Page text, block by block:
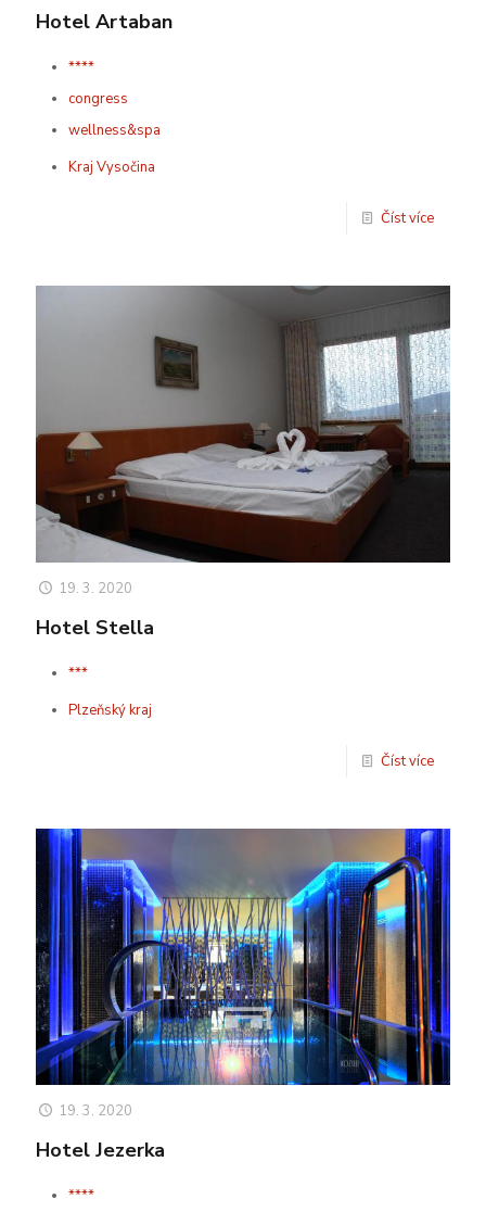
Hotel Artaban
****
congress
wellness&spa
Kraj Vysočina
Číst více
19. 3. 2020
Hotel Stella
***
Plzeňský kraj
Číst více
19. 3. 2020
Hotel Jezerka
****